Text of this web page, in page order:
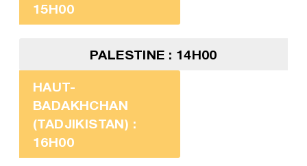
15H00
PALESTINE : 14H00
HAUT-
BADAKHCHAN
(TADJIKISTAN) :
16H00